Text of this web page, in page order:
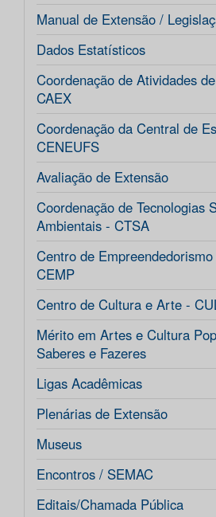
Manual de Extensão /
Dados Estatísticos
Coordenação de Atividades
CAEX
Coordenação da Central de
CENEUFS
Avaliação de Extensão
Coordenação de Tecnologias
Ambientais - CTSA
Centro de
CEMP
Centro de Cultura e Arte -
Mérito em Artes e Cultura
Saberes e Fazeres
Ligas Acadêmicas
Plenárias de Extensão
Museus
Encontros / SEMAC
Editais/Chamada Pública